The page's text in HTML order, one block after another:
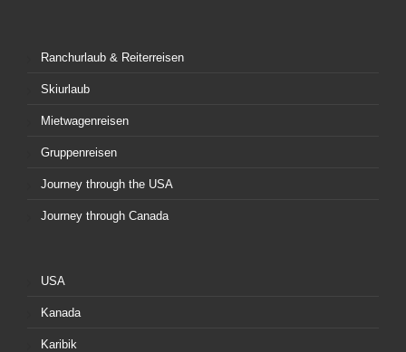
Ranchurlaub & Reiterreisen
Skiurlaub
Mietwagenreisen
Gruppenreisen
Journey through the USA
Journey through Canada
USA
Kanada
Karibik